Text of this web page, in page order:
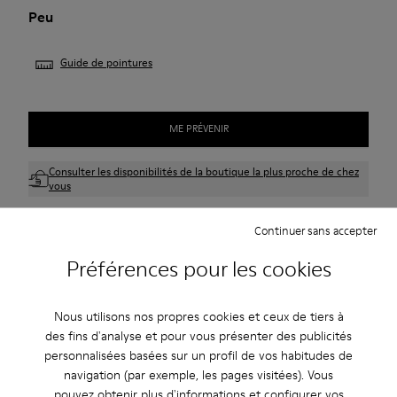
Préférences pour les cookies
Nous utilisons nos propres cookies et ceux de tiers à
des fins d'analyse et pour vous présenter des publicités
personnalisées basées sur un profil de vos habitudes de
navigation (par exemple, les pages visitées). Vous
pouvez obtenir plus d'informations et configurer vos
Continuer sans accepter
Peu
Guide de pointures
ME PRÉVENIR
Consulter les disponibilités de la boutique la plus proche de chez
vous
Profitez de la livraison standard et en boutique gratuite pour
les achats de plus de 45CAD.
promotion.
Période de garantie de 2 ans.
Description